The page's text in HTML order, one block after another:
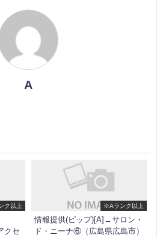
A
ク以上
クセ
※Aランク以上
情報提供(ピップ)[A]→サロン・
ド・ニーナ⑥（広島県広島市）